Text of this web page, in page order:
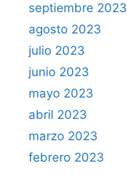
septiembre 2023
agosto 2023
julio 2023
junio 2023
mayo 2023
abril 2023
marzo 2023
febrero 2023